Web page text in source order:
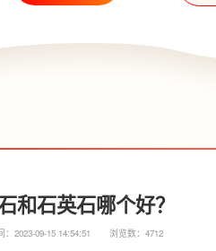
和石英石哪个好？
：2023-09-15 14:54:51 浏览数：4712